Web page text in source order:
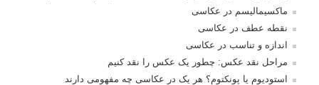
ماکسیمالیسم در عکاسی
نقطه عطف در عکاسی
اندازه و تناسب در عکاسی
مراحل نقد عکس: چطور یک عکس را نقد کنیم
استودیوم یا پونکتوم؟ هر یک در عکاسی چه مفهومی دارند